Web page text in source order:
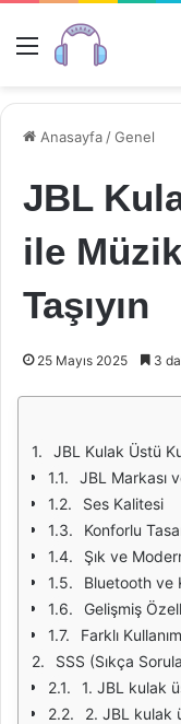
Menü
Anasayfa /Genel
JBL
ile
Taşıyın
25 Mayıs 2025 3
JBL Kulak Üstü
JBL Markası
Ses Kalitesi
Konforlu
Şık ve
Bluetooth ve
Gelişmiş
Farklı
SSS (Sıkça
1. JBL kulak
2. JBL kulak